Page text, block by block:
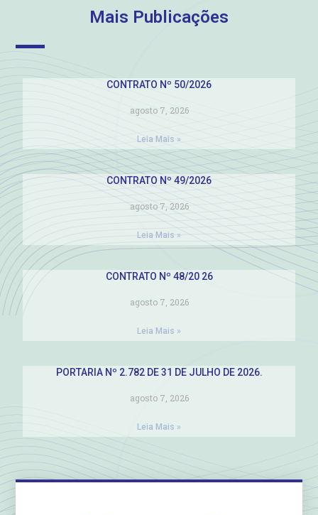
Mais Publicações
CONTRATO Nº 50/2026
agosto 7, 2026
Leia Mais »
CONTRATO Nº 49/2026
agosto 7, 2026
Leia Mais »
CONTRATO Nº 48/20 26
agosto 7, 2026
Leia Mais »
PORTARIA Nº 2.782 DE 31 DE JULHO DE 2026.
agosto 7, 2026
Leia Mais »